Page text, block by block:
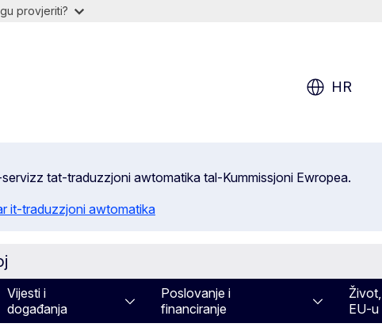
provjeriti?
HR
tat-traduzzjoni awtomatika tal-Kummissjoni Ewropea.
it-traduzzjoni awtomatika
Vijesti i
događanja
Poslovanje i
financiranje
EU-u